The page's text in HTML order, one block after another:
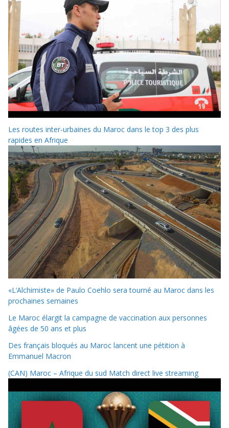
Les routes inter-urbaines du Maroc dans le top 3 des plus
rapides en Afrique
«L’Alchimiste» de Paulo Coehlo sera tourné au Maroc dans les
prochaines semaines
Le Maroc élargit la campagne de vaccination aux personnes
âgées de 50 ans et plus
Des français bloqués au Maroc lancent une pétition à
Emmanuel Macron
(CAN) Maroc – Afrique du sud Match direct live streaming